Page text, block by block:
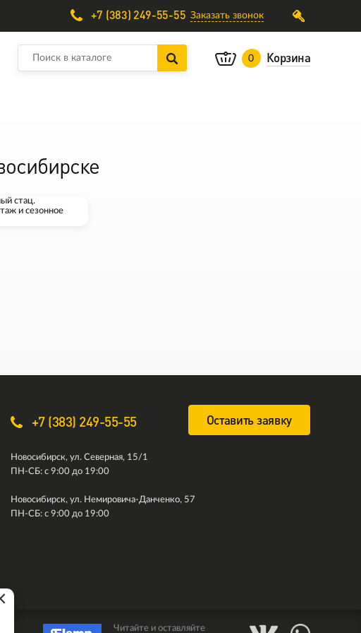
0 Корзина
+7 (383) 249-55-55 Заказать звонок
стац.
и сезонное
+7 (383) 249-55-55 Оставить заявку
Новосибирск, ул. Северная, 15/1
ПН-СБ: с 9:00 до 19:00
Новосибирск, ул. Немировича-Данченко, 57
ПН-СБ: с 9:00 до 19:00
Читайте и оставляйте